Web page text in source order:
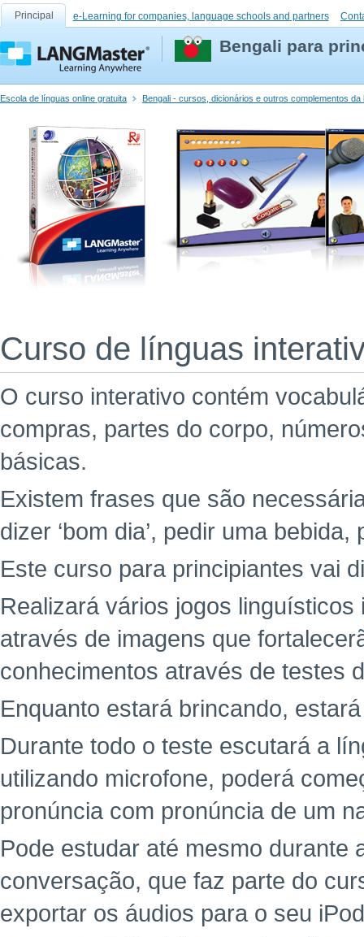
Principal e-Learning for companies, language schools and partners
Bengali para
Escola de línguas online gratuita Bengali - cursos, dicionários e outros complementos da
Curso de línguas
O curso interativo contém
compras, partes do corpo,
básicas.
Existem frases que são
dizer ‘bom dia’, pedir uma
Este curso para principiantes vai
Realizará vários jogos
através de imagens que
conhecimentos através de testes
Enquanto estará brincando,
Durante todo o teste escutará a
utilizando microfone, poderá
pronúncia com pronúncia de um
Pode estudar até mesmo durante
conversação, que faz parte do
exportar os áudios para o seu